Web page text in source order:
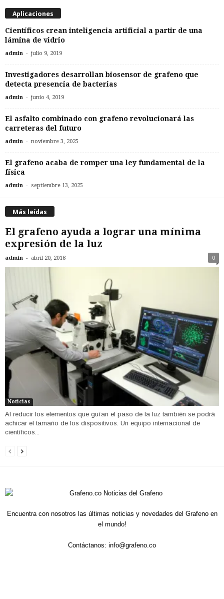
Aplicaciones
Científicos crean inteligencia artificial a partir de una
lámina de vidrio
admin - julio 9, 2019
Investigadores desarrollan biosensor de grafeno que
detecta presencia de bacterias
admin - junio 4, 2019
El asfalto combinado con grafeno revolucionará las
carreteras del futuro
admin - noviembre 3, 2025
El grafeno acaba de romper una ley fundamental de la
física
admin - septiembre 13, 2025
Más leídas
El grafeno ayuda a lograr una mínima
expresión de la luz
admin - abril 20, 2018 0
Noticias
Al reducir los elementos que guían el paso de la luz también se podrá
achicar el tamaño de los dispositivos. Un equipo internacional de
científicos...
Encuentra con nosotros las últimas noticias y novedades del Grafeno en
el mundo!
Contáctanos: info@grafeno.co